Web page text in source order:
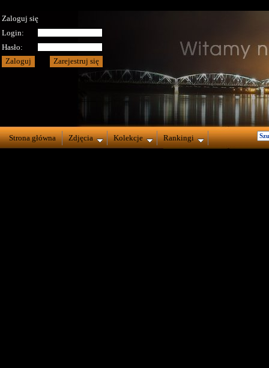
Zaloguj się
Login:
Hasło:
Strona główna Zdjęcia Kolekcje Rankingi